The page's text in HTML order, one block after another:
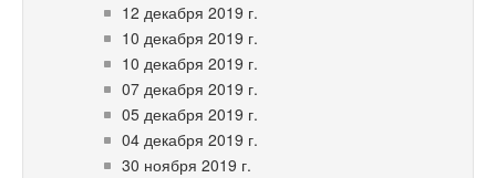
12 декабря 2019 г.
10 декабря 2019 г.
10 декабря 2019 г.
07 декабря 2019 г.
05 декабря 2019 г.
04 декабря 2019 г.
30 ноября 2019 г.